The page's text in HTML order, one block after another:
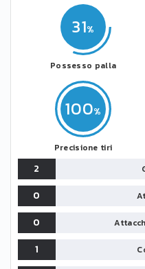
31
Possesso palla
100
Precisione tiri
2
0
0
1